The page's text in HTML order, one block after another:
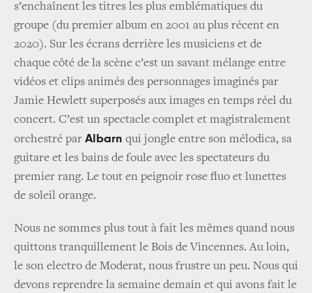
s’enchaînent les titres les plus emblématiques du
groupe (du premier album en 2001 au plus récent en
2020). Sur les écrans derrière les musiciens et de
chaque côté de la scène c’est un savant mélange entre
vidéos et clips animés des personnages imaginés par
Jamie Hewlett superposés aux images en temps réel du
concert. C’est un spectacle complet et magistralement
orchestré par Albarn qui jongle entre son mélodica, sa
guitare et les bains de foule avec les spectateurs du
premier rang. Le tout en peignoir rose fluo et lunettes
de soleil orange.
Nous ne sommes plus tout à fait les mêmes quand nous
quittons tranquillement le Bois de Vincennes. Au loin,
le son electro de Moderat, nous frustre un peu. Nous qui
devons reprendre la semaine demain et qui avons fait le